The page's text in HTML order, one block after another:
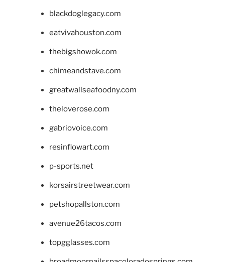
blackdoglegacy.com
eatvivahouston.com
thebigshowok.com
chimeandstave.com
greatwallseafoodny.com
theloverose.com
gabriovoice.com
resinflowart.com
p-sports.net
korsairstreetwear.com
petshopallston.com
avenue26tacos.com
topgglasses.com